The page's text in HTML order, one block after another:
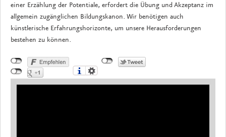
einer Erzählung der Potentiale, erfordert die Übung und Akzeptanz im
allgemein zugänglichen Bildungskanon. Wir benötigen auch
künstlerische Erfahrungshorizonte, um unsere Herausforderungen
bestehen zu können.